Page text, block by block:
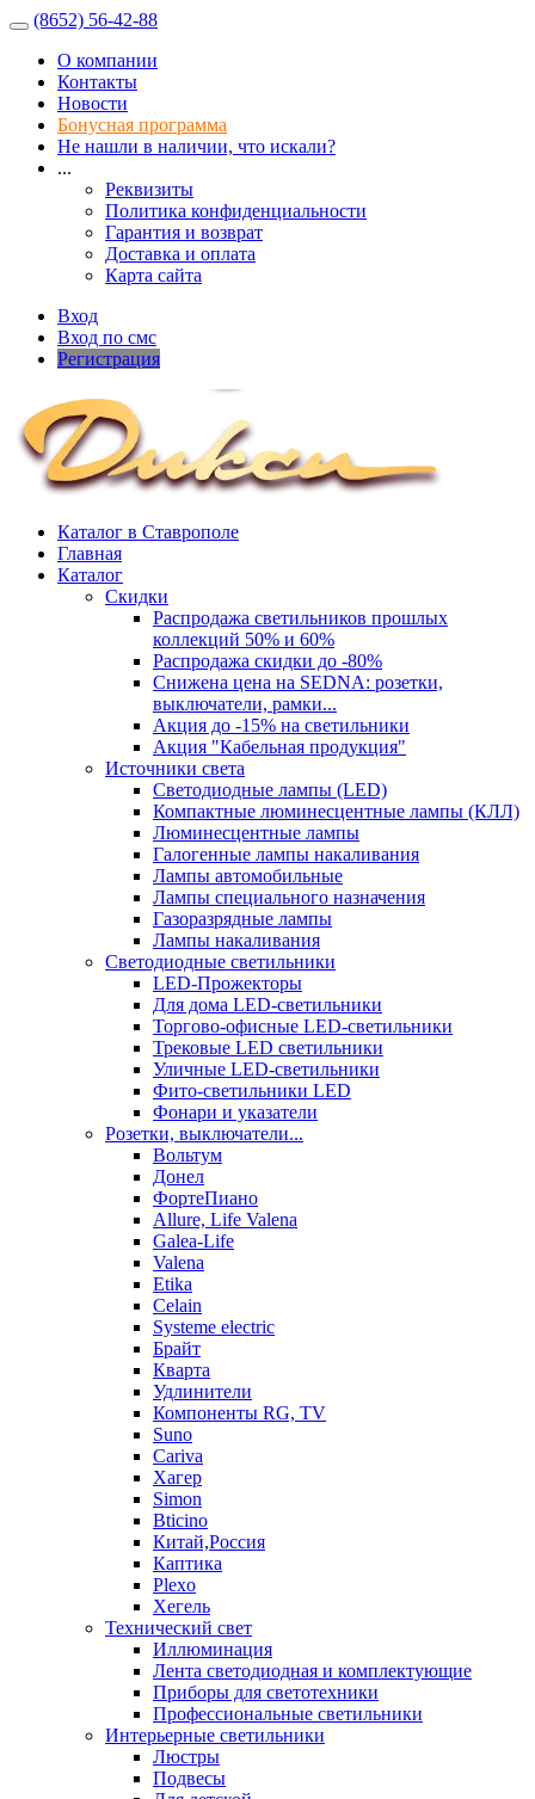
(8652) 56-42-88
О компании
Контакты
Новости
Бонусная программа
Не нашли в наличии, что искали?
...
Реквизиты
Политика конфиденциальности
Гарантия и возврат
Доставка и оплата
Карта сайта
Вход
Вход по смс
Регистрация
Каталог в Ставрополе
Главная
Каталог
Скидки
Распродажа светильников прошлых
коллекций 50% и 60%
Распродажа скидки до -80%
Cнижена цена на SEDNA: розетки,
выключатели, рамки...
Акция до -15% на светильники
Акция "Кабельная продукция"
Источники света
Светодиодные лампы (LED)
Компактные люминесцентные лампы (КЛЛ)
Люминесцентные лампы
Галогенные лампы накаливания
Лампы автомобильные
Лампы специального назначения
Газоразрядные лампы
Лампы накаливания
Светодиодные светильники
LED-Прожекторы
Для дома LED-светильники
Торгово-офисные LED-светильники
Трековые LED светильники
Уличные LED-светильники
Фито-светильники LED
Фонари и указатели
Розетки, выключатели...
Вольтум
Донел
ФортеПиано
Allure, Life Valena
Galea-Life
Valena
Etika
Celain
Systeme electric
Брайт
Кварта
Удлинители
Компоненты RG, TV
Suno
Cariva
Хагер
Simon
Bticino
Китай,Россия
Каптика
Plexo
Хегель
Технический свет
Иллюминация
Лента светодиодная и комплектующие
Приборы для светотехники
Профессиональные светильники
Интерьерные светильники
Люстры
Подвесы